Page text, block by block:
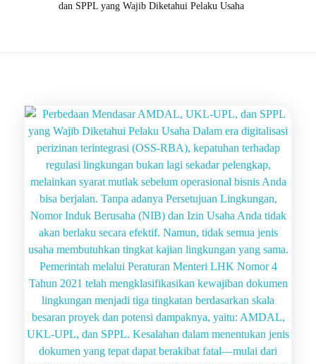
dan SPPL yang Wajib Diketahui Pelaku Usaha